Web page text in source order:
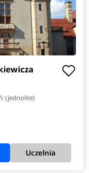
(jednolite)
Uczelnia